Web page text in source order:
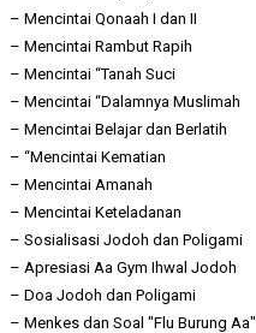
– Mencintai Qonaah I dan II
– Mencintai Rambut Rapih
– Mencintai “Tanah Suci
– Mencintai “Dalamnya Muslimah
– Mencintai Belajar dan Berlatih
– “Mencintai Kematian
– Mencintai Amanah
– Mencintai Keteladanan
– Sosialisasi Jodoh dan Poligami
– Apresiasi Aa Gym Ihwal Jodoh
– Doa Jodoh dan Poligami
– Menkes dan Soal "Flu Burung Aa"